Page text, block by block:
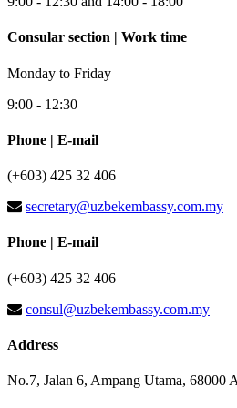
Consular section | Work time
Monday to Friday
9:00 - 12:30
Phone | E-mail
(+603) 425 32 406
secretary@uzbekembassy.com.my
Phone | E-mail
(+603) 425 32 406
consul@uzbekembassy.com.my
Address
No.7, Jalan 6, Ampang Utama, 68000